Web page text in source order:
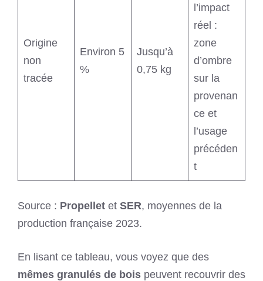
Origine
non
tracée
Environ 5
%
Jusqu’à
0,75 kg
l’impact
réel :
zone
d’ombre
sur la
provenan
ce et
l’usage
précéden
t
Source : Propellet et SER, moyennes de la
production française 2023.
En lisant ce tableau, vous voyez que des
mêmes granulés de bois peuvent recouvrir des